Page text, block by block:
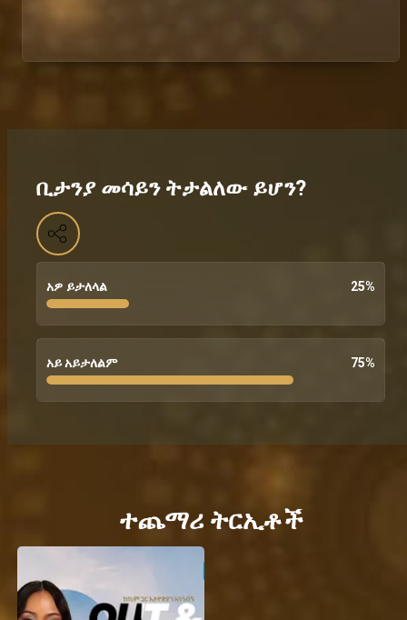
ቢታንያ መሳይን ትታልለው ይሆን?
አዎ ይታለላል 25%
አይ አይታለልም 75%
ተጨማሪ ትርኢቶች